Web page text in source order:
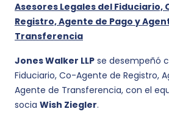
Asesores Legales del Fiduciario,
Registro, Agente de Pago y
Transferencia
Jones Walker LLP se desempeñó
Fiduciario, Co-Agente de Registro,
Agente de Transferencia, con el
socia Wish Ziegler.